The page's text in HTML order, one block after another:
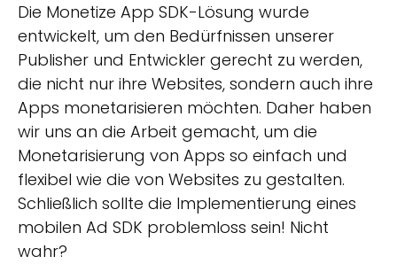
Die Monetize App SDK-Lösung wurde
entwickelt, um den Bedürfnissen unserer
Publisher und Entwickler gerecht zu werden,
die nicht nur ihre Websites, sondern auch ihre
Apps monetarisieren möchten. Daher haben
wir uns an die Arbeit gemacht, um die
Monetarisierung von Apps so einfach und
flexibel wie die von Websites zu gestalten.
Schließlich sollte die Implementierung eines
mobilen Ad SDK problemloss sein! Nicht
wahr?